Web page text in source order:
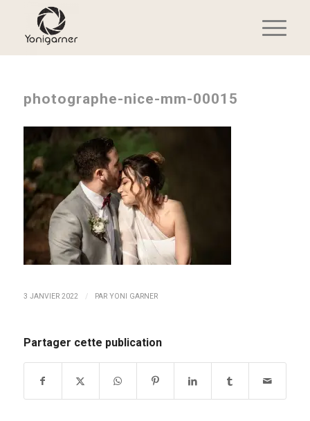
photographe-nice-mm-00015
3 JANVIER 2022 / PAR YONI GARNER
Partager cette publication